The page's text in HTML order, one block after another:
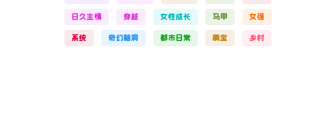
日久生情 穿越 女性成长 马甲 女强
系统 奇幻脑洞 都市日常 萌宝 乡村